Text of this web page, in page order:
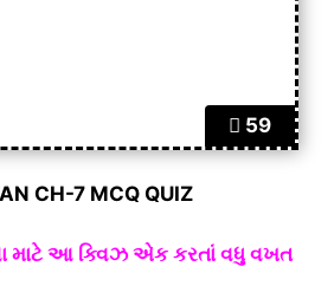
59
CH-7 MCQ QUIZ
માટે આ ક્વિઝ એક કરતાં વધુ વખત